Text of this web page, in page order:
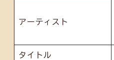
アーティスト
タイトル